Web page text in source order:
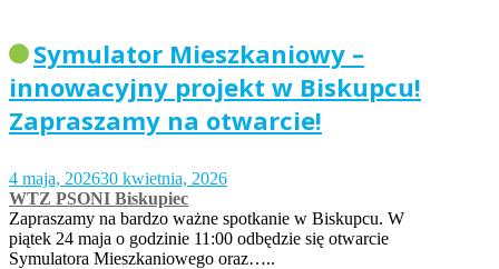
Symulator Mieszkaniowy –
innowacyjny projekt w Biskupcu!
Zapraszamy na otwarcie!
4 maja, 202630 kwietnia, 2026
WTZ PSONI Biskupiec
Zapraszamy na bardzo ważne spotkanie w Biskupcu. W
piątek 24 maja o godzinie 11:00 odbędzie się otwarcie
Symulatora Mieszkaniowego oraz…..